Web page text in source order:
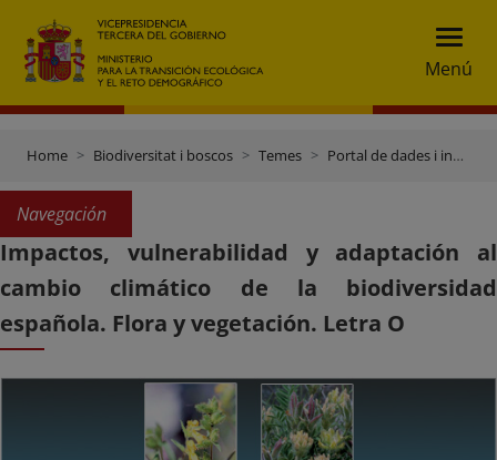
Menú
Home Biodiversitat i boscos Temes Portal de dades i inventaris
Navegación
Impactos, vulnerabilidad y adaptación al
cambio climático de la biodiversidad
española. Flora y vegetación. Letra O